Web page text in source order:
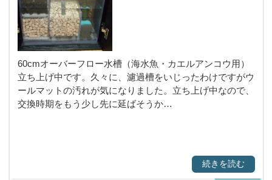
60cmオーバーフロー水槽（海水魚・カエルアンコウ用）
立ち上げ中です。久々に、濾過槽をいじったわけですがウ
ールマットの汚れが気になりました。立ち上げ中なので、
交換時期をもう少し先に延ばそうか…
続きを読む